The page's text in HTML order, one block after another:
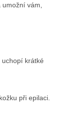
vám,
krátké
při epilaci.